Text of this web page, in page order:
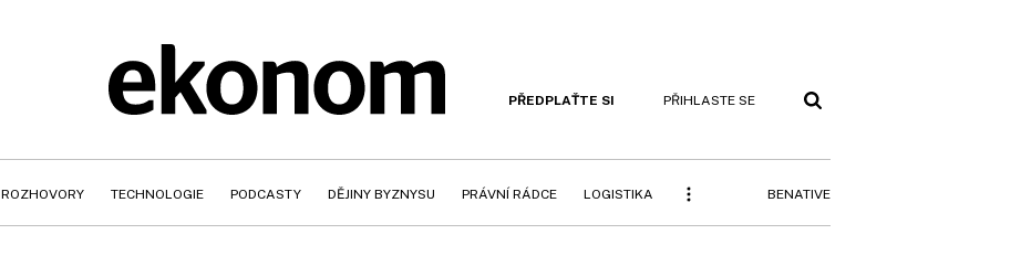
PŘEDPLAŤTE SI PŘIHLASTE SE
ROZHOVORY TECHNOLOGIE PODCASTY DĚJINY BYZNYSU PRÁVNÍ RÁDCE LOGISTIKA BENATIVE